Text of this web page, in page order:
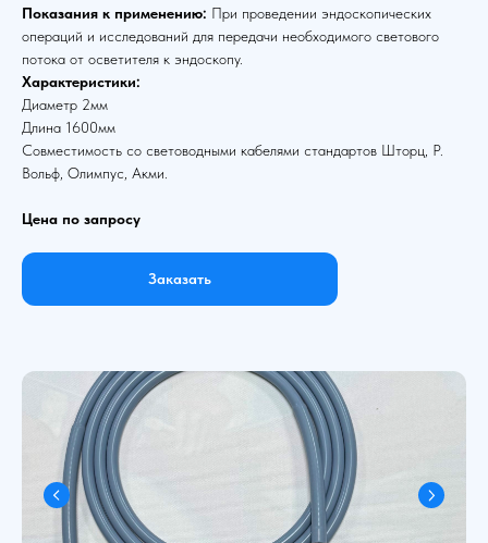
Показания к применению: При проведении эндоскопических
операций и исследований для передачи необходимого светового
потока от осветителя к эндоскопу.
Характеристики:
Диаметр 2мм
Длина 1600мм
Совместимость со световодными кабелями стандартов Шторц, Р.
Вольф, Олимпус, Акми.
Цена по запросу
Заказать